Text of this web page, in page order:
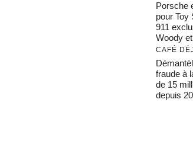
Porsche
pour Toy
911
Woody
CAFÉ
fraude à
de 15
depuis